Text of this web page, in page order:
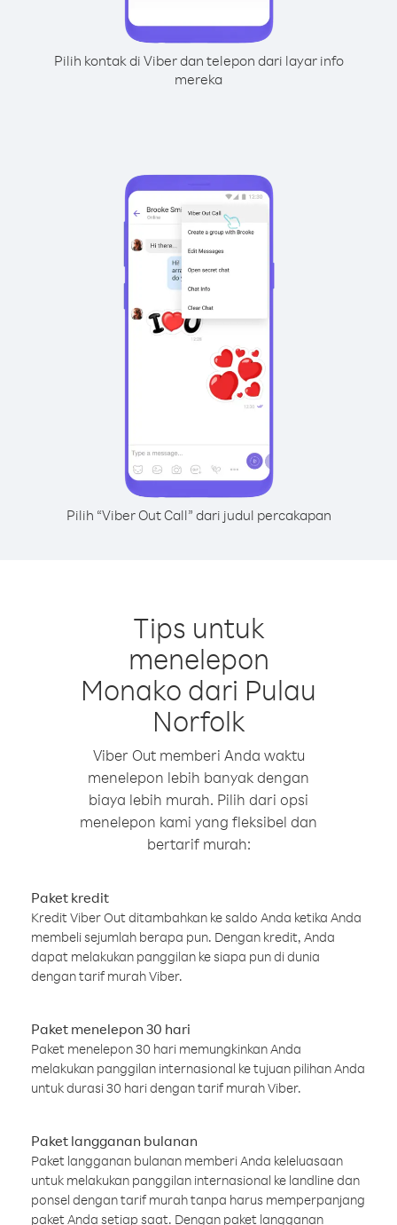
Pilih kontak di Viber dan telepon dari layar info
mereka
Pilih “Viber Out Call” dari judul percakapan
Tips untuk
menelepon
Monako dari Pulau
Norfolk
Viber Out memberi Anda waktu
menelepon lebih banyak dengan
biaya lebih murah. Pilih dari opsi
menelepon kami yang fleksibel dan
bertarif murah:
Paket kredit
Kredit Viber Out ditambahkan ke saldo Anda ketika Anda
membeli sejumlah berapa pun. Dengan kredit, Anda
dapat melakukan panggilan ke siapa pun di dunia
dengan tarif murah Viber.
Paket menelepon 30 hari
Paket menelepon 30 hari memungkinkan Anda
melakukan panggilan internasional ke tujuan pilihan Anda
untuk durasi 30 hari dengan tarif murah Viber.
Paket langganan bulanan
Paket langganan bulanan memberi Anda keleluasaan
untuk melakukan panggilan internasional ke landline dan
ponsel dengan tarif murah tanpa harus memperpanjang
paket Anda setiap saat. Dengan paket langganan